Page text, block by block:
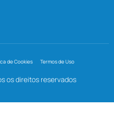
de Cookies Termos de Uso
os direitos reservados